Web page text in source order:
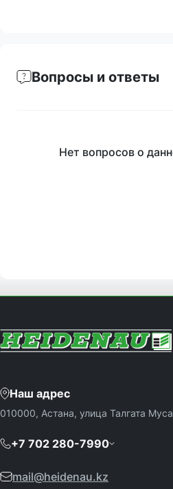
Вопросы и ответы
Нет вопросов о
Наш адрес
010000, Астана, улица Талгата
+7 702 280-7990
mail@heidenau.kz